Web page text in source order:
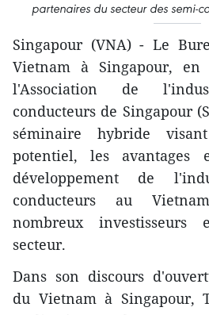
partenaires du secteur des semi-
Singapour (VNA) - Le
Vietnam à Singapour, en
l'Association de
conducteurs de Singapour
séminaire hybride
potentiel, les
développement de
conducteurs au
nombreux investisseurs
secteur.
Dans son discours
du Vietnam à Singapour,